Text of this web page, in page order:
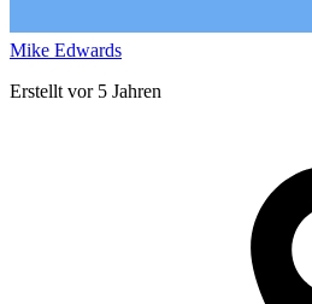
Mike Edwards
Erstellt vor 5 Jahren